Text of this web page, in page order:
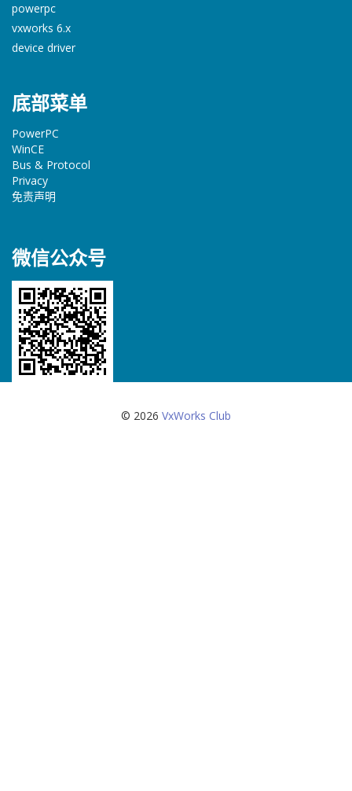
powerpc
vxworks 6.x
device driver
底部菜单
PowerPC
WinCE
Bus & Protocol
Privacy
免责声明
微信公众号
© 2026 VxWorks Club